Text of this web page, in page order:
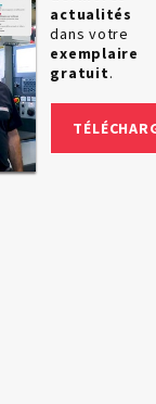
actualités
dans votre
exemplaire
gratuit.